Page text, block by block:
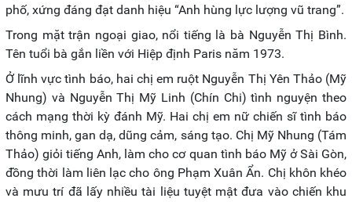
phố, xứng đáng đạt danh hiệu “Anh hùng lực lượng vũ trang”.
Trong mặt trận ngoại giao, nổi tiếng là bà Nguyễn Thị Bình.
Tên tuổi bà gắn liền với Hiệp định Paris năm 1973.
Ở lĩnh vực tình báo, hai chị em ruột Nguyễn Thị Yên Thảo (Mỹ
Nhung) và Nguyễn Thị Mỹ Linh (Chín Chi) tình nguyện theo
cách mạng thời kỳ đánh Mỹ. Hai chị em nữ chiến sĩ tình báo
thông minh, gan dạ, dũng cảm, sáng tạo. Chị Mỹ Nhung (Tám
Thảo) giỏi tiếng Anh, làm cho cơ quan tình báo Mỹ ở Sài Gòn,
đồng thời làm liên lạc cho ông Phạm Xuân Ẩn. Chị khôn khéo
và mưu trí đã lấy nhiều tài liệu tuyệt mật đưa vào chiến khu